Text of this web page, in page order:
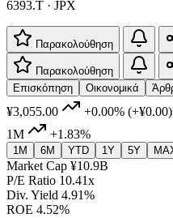
6393.T · JPX
Παρακολούθηση
Παρακολούθηση
Επισκόπηση
Οικονομικά
¥3,055.00 +0.00% (+¥0.00)
1M
+1.83%
1M 6M YTD 1Y 5Y
Market Cap ¥10.9B
P/E Ratio 10.41x
Div. Yield 4.91%
ROE 4.52%